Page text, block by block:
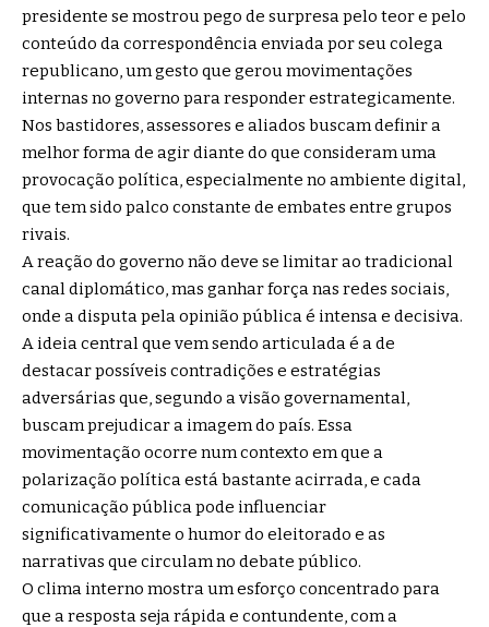
presidente se mostrou pego de surpresa pelo teor e pelo
conteúdo da correspondência enviada por seu colega
republicano, um gesto que gerou movimentações
internas no governo para responder estrategicamente.
Nos bastidores, assessores e aliados buscam definir a
melhor forma de agir diante do que consideram uma
provocação política, especialmente no ambiente digital,
que tem sido palco constante de embates entre grupos
rivais.
A reação do governo não deve se limitar ao tradicional
canal diplomático, mas ganhar força nas redes sociais,
onde a disputa pela opinião pública é intensa e decisiva.
A ideia central que vem sendo articulada é a de
destacar possíveis contradições e estratégias
adversárias que, segundo a visão governamental,
buscam prejudicar a imagem do país. Essa
movimentação ocorre num contexto em que a
polarização política está bastante acirrada, e cada
comunicação pública pode influenciar
significativamente o humor do eleitorado e as
narrativas que circulam no debate público.
O clima interno mostra um esforço concentrado para
que a resposta seja rápida e contundente, com a